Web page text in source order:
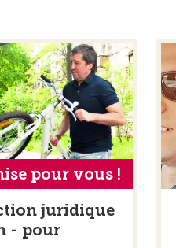
pour vous !
juridique
- pour